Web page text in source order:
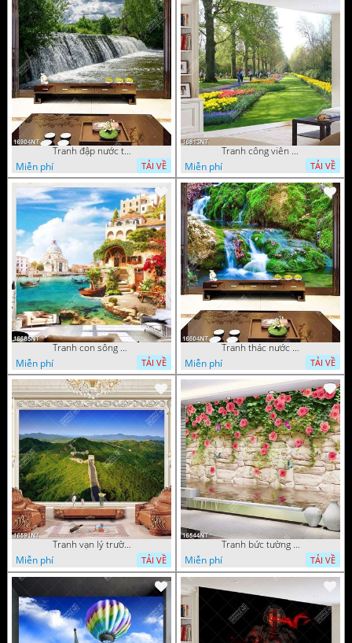
Tranh đập nước tràn
Miễn phí
TẢI VỀ
Tranh công viên có nhiều cây xanh và hoa nở
Miễn phí
TẢI VỀ
Tranh con sông xanh
Miễn phí
TẢI VỀ
Tranh thác nước thiên nhiên tuyệt đẹp 16604NT
Miễn phí
TẢI VỀ
Tranh vạn lý trường thành 16591NT
Miễn phí
TẢI VỀ
Tranh bức tường phủ hoa file gốc
Miễn phí
TẢI VỀ